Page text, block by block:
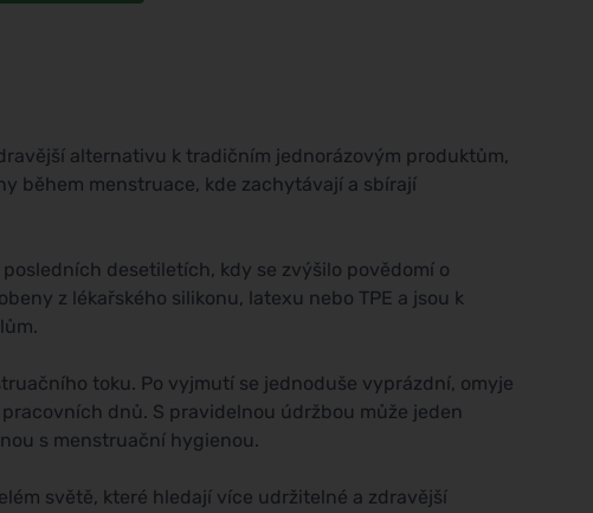
alternativu k tradičním jednorázovým produktům,
během menstruace, kde zachytávají a sbírají
desetiletích, kdy se zvýšilo povědomí o
z lékařského silikonu, latexu nebo TPE a jsou k
toku. Po vyjmutí se jednoduše vyprázdní, omyje
dnů. S pravidelnou údržbou může jeden
s menstruační hygienou.
světě, které hledají více udržitelné a zdravější